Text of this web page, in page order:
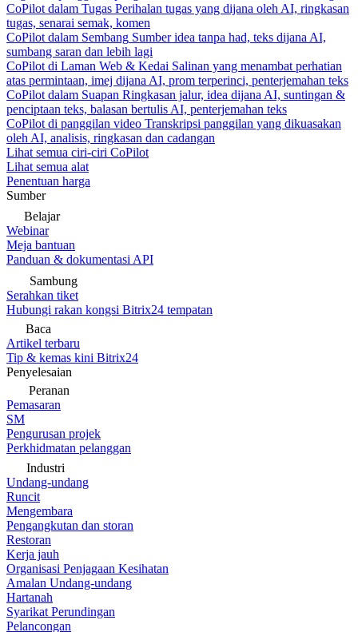
CoPilot dalam Tugas Perihalan tugas yang dijana oleh AI, ringkasan
tugas, senarai semak, komen
CoPilot dalam Sembang Sumber idea tanpa had, teks dijana AI,
sumbang saran dan lebih lagi
CoPilot di Laman Web & Kedai Salinan yang menambat perhatian
atas permintaan, imej dijana AI, prom terperinci, penterjemahan teks
CoPilot dalam Suapan Ringkasan jalur, idea dijana AI, suntingan &
penciptaan teks, balasan bertulis AI, penterjemahan teks
CoPilot di panggilan video Transkripsi panggilan yang dikuasakan
oleh AI, analisis, ringkasan dan cadangan
Lihat semua ciri-ciri CoPilot
Lihat semua alat
Penentuan harga
Sumber
Belajar
Webinar
Meja bantuan
Panduan & dokumentasi API
Sambung
Serahkan tiket
Hubungi rakan kongsi Bitrix24 tempatan
Baca
Artikel terbaru
Tip & kemas kini Bitrix24
Penyelesaian
Peranan
Pemasaran
SM
Pengurusan projek
Perkhidmatan pelanggan
Industri
Undang-undang
Runcit
Mengembara
Pengangkutan dan storan
Restoran
Kerja jauh
Organisasi Penjagaan Kesihatan
Amalan Undang-undang
Hartanah
Syarikat Perundingan
Pelancongan